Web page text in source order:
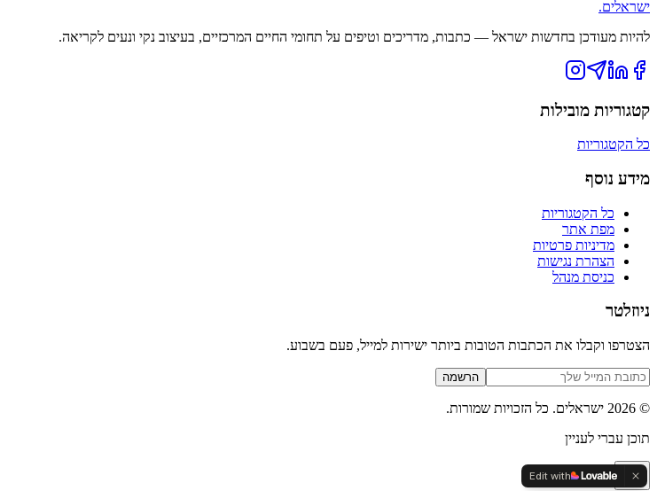
ישראלים.
להיות מעודכן בחדשות ישראל — כתבות, מדריכים וטיפים על תחומי החיים המרכזיים, בעיצוב נקי ונעים לקריאה.
קטגוריות מובילות
כל הקטגוריות
מידע נוסף
כל הקטגוריות
מפת אתר
מדיניות פרטיות
הצהרת נגישות
כניסת מנהל
ניוזלטר
הצטרפו וקבלו את הכתבות הטובות ביותר ישירות למייל, פעם בשבוע.
הרשמה
©
2026 ישראלים. כל הזכויות שמורות.
תוכן עברי לעניין
Edit with